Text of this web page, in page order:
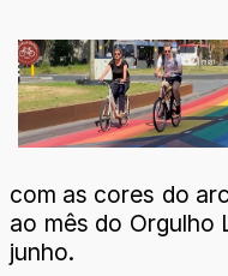
com as cores do
ao mês do Orgulho
junho.